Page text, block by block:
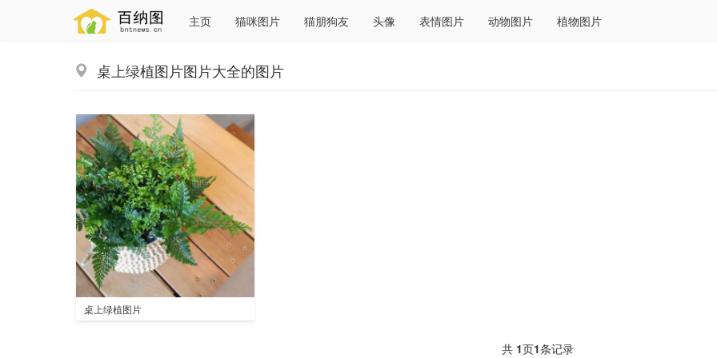
主页 猫咪图片 猫朋狗友 头像 表情图片 动物图片 植物图片
桌上绿植图片图片大全的图片
桌上绿植图片
共 1页1条记录